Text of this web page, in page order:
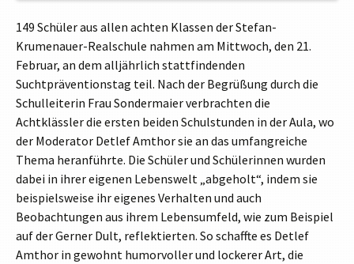
149 Schüler aus allen achten Klassen der Stefan-
Krumenauer-Realschule nahmen am Mittwoch, den 21.
Februar, an dem alljährlich stattfindenden
Suchtpräventionstag teil. Nach der Begrüßung durch die
Schulleiterin Frau Sondermaier verbrachten die
Achtklässler die ersten beiden Schulstunden in der Aula, wo
der Moderator Detlef Amthor sie an das umfangreiche
Thema heranführte. Die Schüler und Schülerinnen wurden
dabei in ihrer eigenen Lebenswelt „abgeholt“, indem sie
beispielsweise ihr eigenes Verhalten und auch
Beobachtungen aus ihrem Lebensumfeld, wie zum Beispiel
auf der Gerner Dult, reflektierten. So schaffte es Detlef
Amthor in gewohnt humorvoller und lockerer Art, die